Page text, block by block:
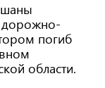
дорожно-
погиб
области.